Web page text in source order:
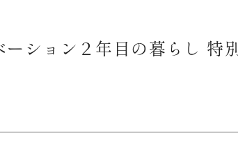
ーション２年目の暮らし 特別